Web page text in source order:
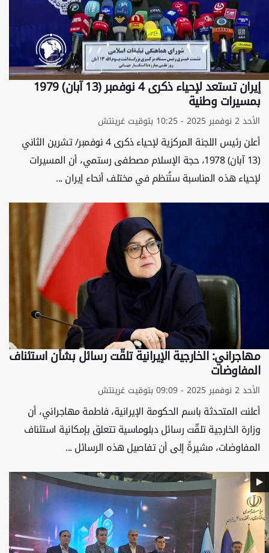
إيران تستعد لإحياء ذكرى 4 نوفمبر (13 آبان) 1979
بمسيرات وطنية
الأحد 2 نوفمبر 2025 - 10:25 بتوقيت غرينتش
أعلن رئيس اللجنة المركزية لإحياء ذكرى 4 نوفمبر/ تشرين الثاني
(13 آبان) 1978، حجة الإسلام مصطفى رستمي، أن المسيرات
لإحياء هذه المناسبة ستُنظم في مختلف أنحاء إيران ...
مهاجراني: الخارجية الإيرانية تلقّت رسائل بشأن استئناف
المفاوضات
الأحد 2 نوفمبر 2025 - 09:09 بتوقيت غرينتش
أعلنت المتحدثة باسم الحكومة الإيرانية، فاطمة مهاجراني، أن
وزارة الخارجية تلقّت رسائل دبلوماسية تتعلق بإمكانية استئناف
المفاوضات، مشيرةً إلى أن تفاصيل هذه الرسائل ...